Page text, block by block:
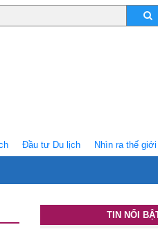
Ðầu tư Du lịch Nhìn ra thế giới
TIN NỔI